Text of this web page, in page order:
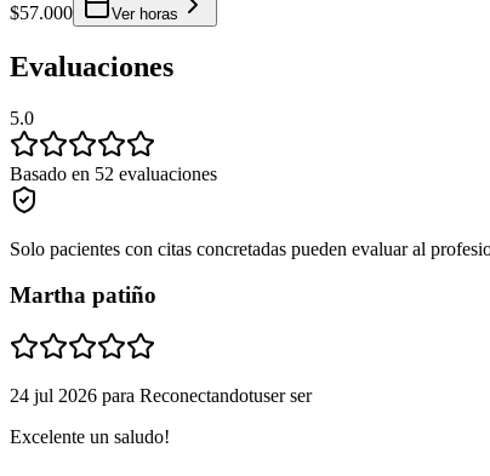
$57.000
Ver horas
Evaluaciones
5.0
Basado en 52 evaluaciones
Solo pacientes con citas concretadas pueden evaluar al
Martha patiño
24 jul 2026 para Reconectandotuser ser
Excelente un saludo!